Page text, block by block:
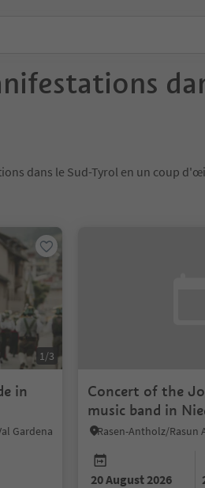
dans le Sud-Tyrol en un coup
1/3
in
Gardena
Concert of the
music band in
20 August 2026